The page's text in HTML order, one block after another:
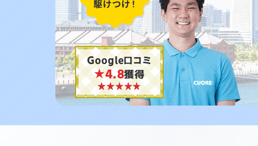
Google口コミ
★4.8獲得